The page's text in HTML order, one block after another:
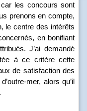
les concours sont
prenons en compte,
le centre des intérêts
en bonifiant
J’ai demandé
à ce critère cette
de satisfaction des
mer, alors qu’il